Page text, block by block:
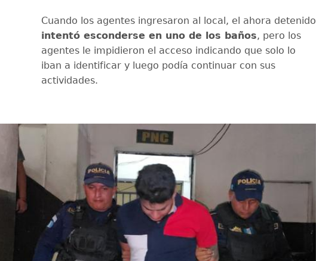
Cuando los agentes ingresaron al local, el ahora detenido
intentó esconderse en uno de los baños, pero los
agentes le impidieron el acceso indicando que solo lo
iban a identificar y luego podía continuar con sus
actividades.